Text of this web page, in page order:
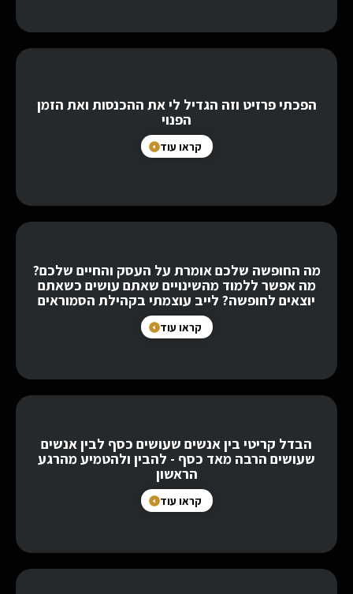
הפכתי פרזיט וזה הגדיל לי את ההכנסות ואת הזמן
הפנוי
קראו עוד
מה החופשה שלכם אומרת על העסק והחיים שלכם?
מה אפשר ללמוד מהשינויים שאתם עושים כשאתם
יוצאים לחופשה? לייב עוצמתי בקהילת הסמוראים
קראו עוד
הבדל קריטי בין אנשים שעושים כסף לבין אנשים
שעושים הרבה מאד כסף - להבין ולהטמיע מהרגע
הראשון
קראו עוד